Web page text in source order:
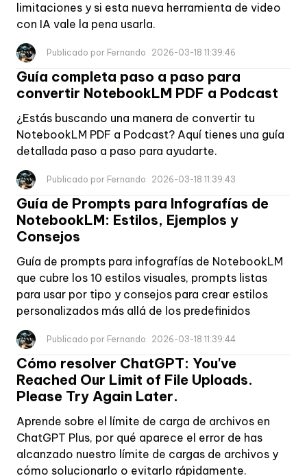
limitaciones y si esta nueva herramienta de video
con IA vale la pena usarla.
Publicado por Fernando 2026-03-18 11:39:46
Guía completa paso a paso para
convertir NotebookLM PDF a Podcast
¿Estás buscando una manera de convertir tu
NotebookLM PDF a Podcast? Aquí tienes una guía
detallada paso a paso para ayudarte.
Publicado por Fernando 2026-03-18 11:39:43
Guía de Prompts para Infografías de
NotebookLM: Estilos, Ejemplos y
Consejos
Guía de prompts para infografías de NotebookLM
que cubre los 10 estilos visuales, prompts listas
para usar por tipo y consejos para crear estilos
personalizados más allá de los predefinidos
Publicado por Fernando 2026-03-18 11:39:44
Cómo resolver ChatGPT: You've
Reached Our Limit of File Uploads.
Please Try Again Later.
Aprende sobre el límite de carga de archivos en
ChatGPT Plus, por qué aparece el error de has
alcanzado nuestro límite de cargas de archivos y
cómo solucionarlo o evitarlo rápidamente.